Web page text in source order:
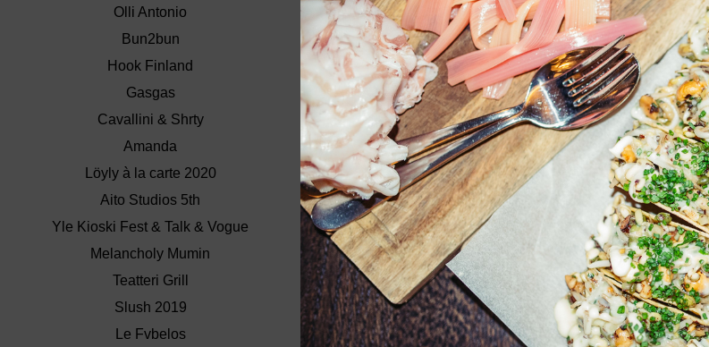
Olli Antonio
Bun2bun
Hook Finland
Gasgas
Cavallini & Shrty
Amanda
Löyly à la carte 2020
Aito Studios 5th
Yle Kioski Fest & Talk & Vogue
Melancholy Mumin
Teatteri Grill
Slush 2019
Le Fvbelos